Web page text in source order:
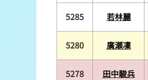
5285 若林麗
5280 廣瀬凜
5278 田中駿兵